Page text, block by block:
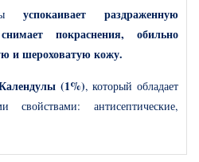
успокаивает раздраженную
покраснения, обильно
и шероховатую кожу.
(1%), который обладает
свойствами: антисептические,
вяжущие, очищающие,
кровоостанавливающие,